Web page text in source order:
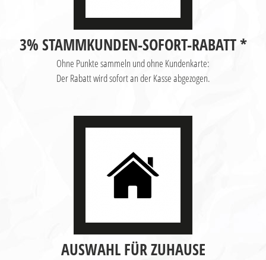
3% STAMMKUNDEN-SOFORT-RABATT *
Ohne Punkte sammeln und ohne Kundenkarte:
Der Rabatt wird sofort an der Kasse abgezogen.
AUSWAHL FÜR ZUHAUSE